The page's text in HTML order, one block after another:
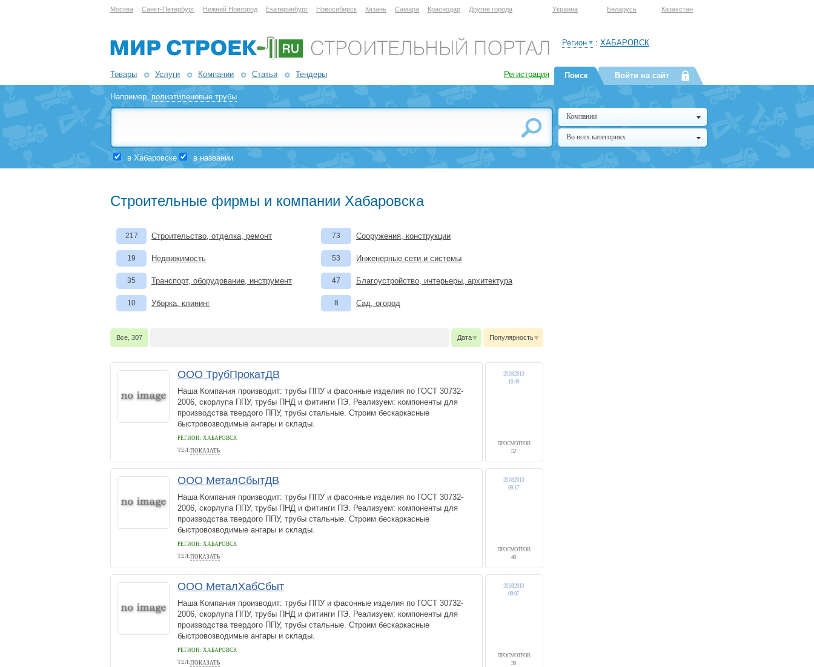
Москва Санкт-Петербург Нижний Новгород Екатеринбург Новосибирск Казань Самара Краснодар Другие города Украина Беларусь Казахстан
Товары Услуги Компании Статьи Тендеры Регистрация
Регион : ХАБАРОВСК
Например,полиэтиленовые трубы
в Хабаровске в названии
Поиск Войти на сайт
Компании
Во всех категориях
Строительные фирмы и компании Хабаровска
217 Строительство, отделка, ремонт
19 Недвижимость
35 Транспорт, оборудование, инструмент
10 Уборка, клининг
73 Сооружения, конструкции
53 Инженерные сети и системы
47 Благоустройство, интерьеры, архитектура
8 Сад, огород
Все, 307 Дата Популярность
ООО ТрубПрокатДВ
Наша Компания производит: трубы ППУ и фасонные изделия по ГОСТ 30732-
2006, скорлупа ППУ, трубы ПНД и фитинги ПЭ. Реализуем: компоненты для
производства твердого ППУ, трубы стальные. Строим бескаркасные
быстровозводимые ангары и склады.
РЕГИОН: ХАБАРОВСК
ТЕЛ:ПОКАЗАТЬ
+7 (4212) 45-78-24
ПРОСМОТРОВ
52
20.08.2013
10:49
ООО МеталСбытДВ
Наша Компания производит: трубы ППУ и фасонные изделия по ГОСТ 30732-
2006, скорлупа ППУ, трубы ПНД и фитинги ПЭ. Реализуем: компоненты для
производства твердого ППУ, трубы стальные. Строим бескаркасные
быстровозводимые ангары и склады.
РЕГИОН: ХАБАРОВСК
ТЕЛ:ПОКАЗАТЬ
+7 (4212) 45-78-24
ПРОСМОТРОВ
40
20.08.2013
09:17
ООО МеталХабСбыт
Наша Компания производит: трубы ППУ и фасонные изделия по ГОСТ 30732-
2006, скорлупа ППУ, трубы ПНД и фитинги ПЭ. Реализуем: компоненты для
производства твердого ППУ, трубы стальные. Строим бескаркасные
быстровозводимые ангары и склады.
РЕГИОН: ХАБАРОВСК
ТЕЛ:ПОКАЗАТЬ
7 (4212) 45-78-24
ПРОСМОТРОВ
39
20.08.2013
09:07